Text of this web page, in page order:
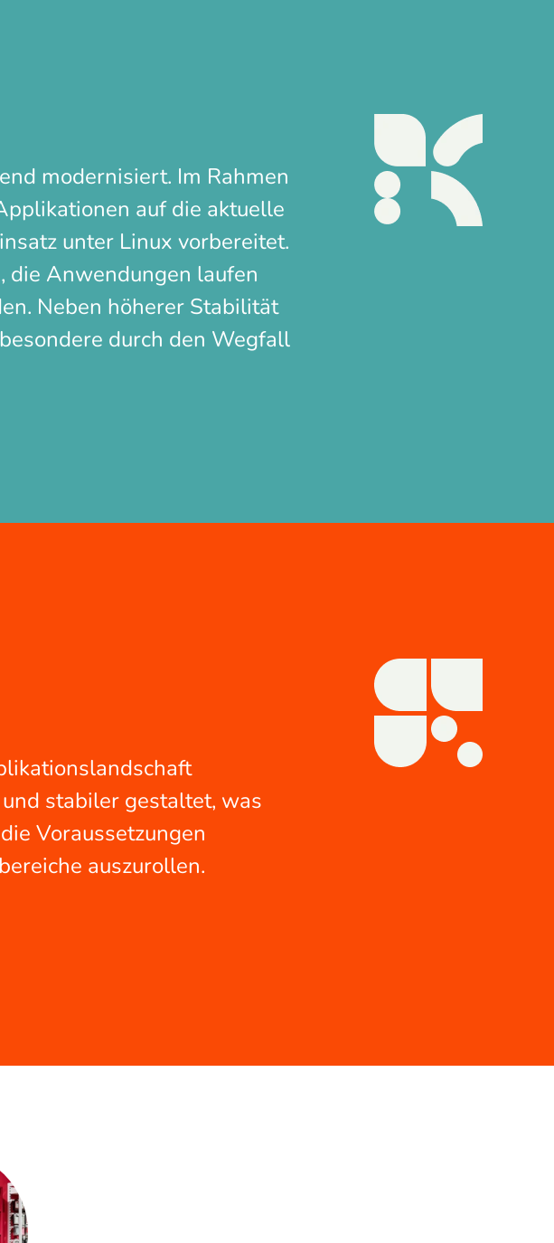
modernisiert. Im Rahmen
auf die aktuelle
unter Linux vorbereitet.
die Anwendungen laufen
Neben höherer Stabilität
durch den Wegfall
stabiler gestaltet, was
Voraussetzungen
auszurollen.